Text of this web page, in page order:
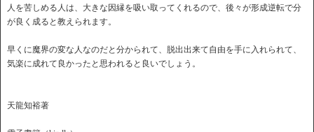
人を苦しめる人は、大きな因縁を吸い取ってくれるので、後々が形成逆転で分
が良く成ると教えられます。
早くに魔界の変な人なのだと分かられて、脱出出来て自由を手に入れられて、
気楽に成れて良かったと思われると良いでしょう。
天龍知裕著